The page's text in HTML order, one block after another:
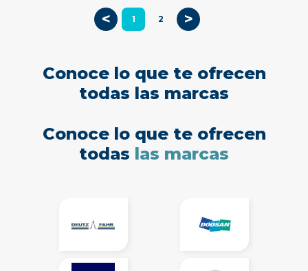
< 1 2 >
Conoce lo que te ofrecen
todas las marcas
Conoce lo que te ofrecen
todas las marcas